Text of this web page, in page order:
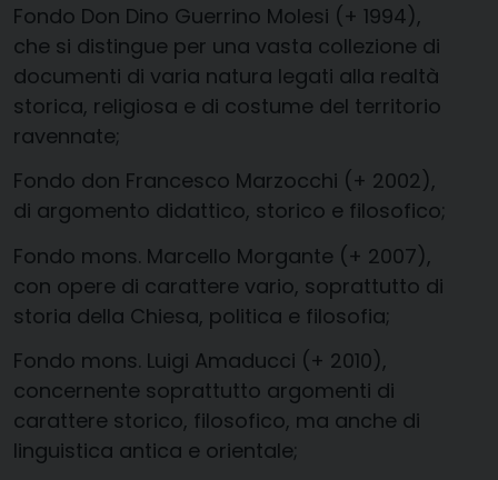
Fondo Don Dino Guerrino Molesi (+ 1994),
che si distingue per una vasta collezione di
documenti di varia natura legati alla realtà
storica, religiosa e di costume del territorio
ravennate;
Fondo don Francesco Marzocchi (+ 2002),
di argomento didattico, storico e filosofico;
Fondo mons. Marcello Morgante (+ 2007),
con opere di carattere vario, soprattutto di
storia della Chiesa, politica e filosofia;
Fondo mons. Luigi Amaducci (+ 2010),
concernente soprattutto argomenti di
carattere storico, filosofico, ma anche di
linguistica antica e orientale;